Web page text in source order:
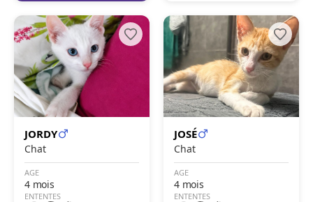
JORDY
Chat
AGE
4 mois
ENTENTES
JOSÉ
Chat
AGE
4 mois
ENTENTES